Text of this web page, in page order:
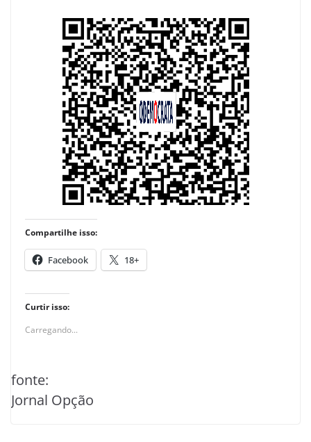
Compartilhe isso:
Facebook 18+
Curtir isso:
Carregando...
fonte:
Jornal Opção